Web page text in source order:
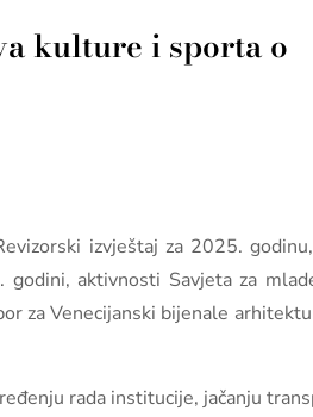
kulture i sporta o
izvještaj za 2025.
aktivnosti Savjeta za
za Venecijanski bijenale
rada institucije, jačanju